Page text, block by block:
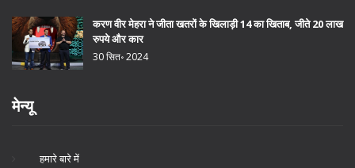
करण वीर मेहरा ने जीता खतरों के खिलाड़ी 14 का खिताब, जीते 20 लाख
रुपये और कार
30 सित॰ 2024
मेन्यू
हमारे बारे में